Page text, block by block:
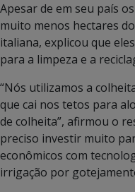
Apesar de em seu país
muito menos hectares
italiana, explicou que
para a limpeza e a
“Nós utilizamos a
que cai nos tetos para
de colheita”, afirmou o
preciso investir muito
econômicos com
irrigação por